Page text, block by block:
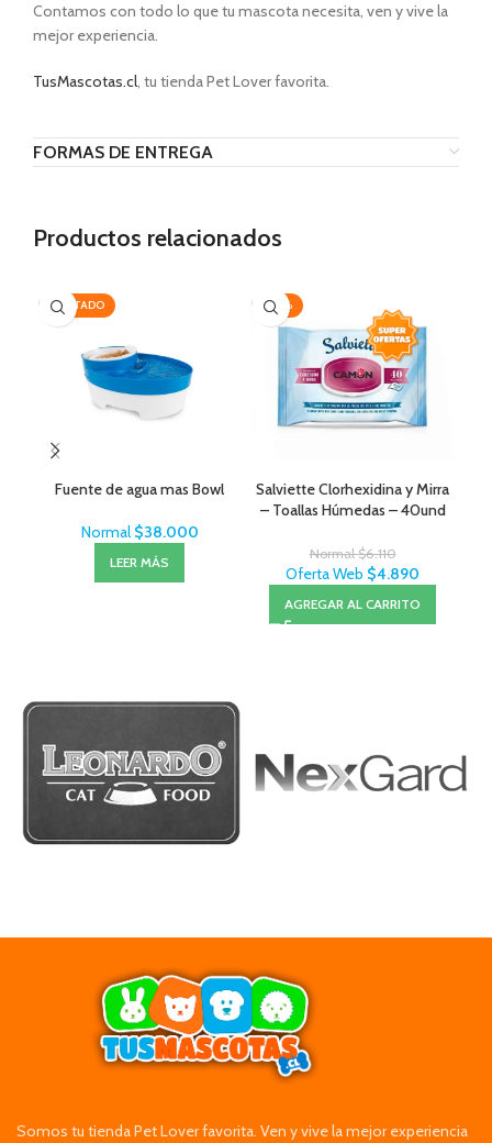
Contamos con todo lo que tu mascota necesita, ven y vive la
mejor experiencia.
TusMascotas.cl, tu tienda Pet Lover favorita.
FORMAS DE ENTREGA
Productos relacionados
AGOTADO
Fuente de agua mas Bowl
Normal $38.000
LEER MÁS
-20%
Salviette Clorhexidina y Mirra
– Toallas Húmedas – 40und
Normal$6.110
Oferta Web $4.890
AGREGAR AL CARRITO
Somos tu tienda Pet Lover favorita. Ven y vive la mejor experiencia